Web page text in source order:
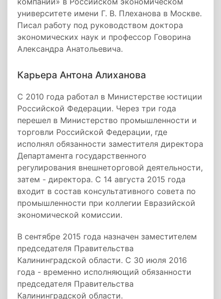
университете имени Г. В. Плеханова в Москве.
Писал работу под руководством доктора
экономических наук и профессор Говорина
Александра Анатольевича.
Карьера Антона Алиханова
С 2010 года работал в Министерстве юстиции
Российской Федерации. Через три года
перешел в Министерство промышленности и
торговли Российской Федерации, где
исполнял обязанности заместителя директора
Департамента государственного
регулирования внешнеторговой деятельности,
затем - директора. С 14 августа 2015 года
входит в состав консультативного совета по
промышленности при коллегии Евразийской
экономической комиссии.
В сентябре 2015 года назначен заместителем
председателя Правительства
Калининградской области. C 30 июля 2016
года - временно исполняющий обязанности
председателя Правительства
Калининградской области.